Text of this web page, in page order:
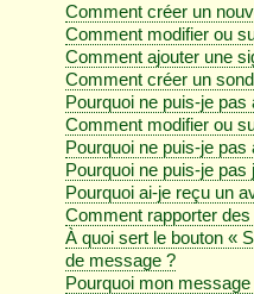
Comment créer un
Comment modifier ou
Comment ajouter une
Comment créer un
Pourquoi ne puis-je pas
Comment modifier ou
Pourquoi ne puis-je
Pourquoi ne puis-je
Pourquoi ai-je reçu un
Comment rapporter
À quoi sert le bouton «
de message ?
Pourquoi mon